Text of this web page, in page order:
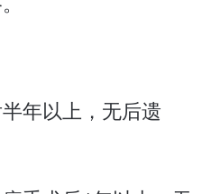
年以上，无后遗